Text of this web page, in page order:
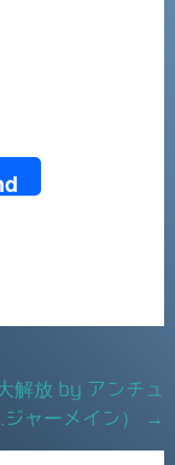
解放 by アンチュ
ャーメイン）
→